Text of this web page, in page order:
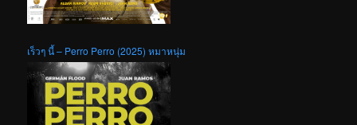
เร็วๆ นี้ – Perro Perro (2025) หมาหนุ่ม